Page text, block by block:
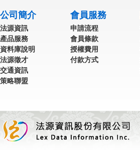
公司簡介
法源資訊
產品服務
資料庫說明
法源徵才
交通資訊
策略聯盟
會員服務
申請流程
會員條款
授權費用
付款方式